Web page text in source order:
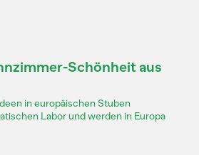
Schönheit aus
in europäischen Stuben
Labor und werden in Europa